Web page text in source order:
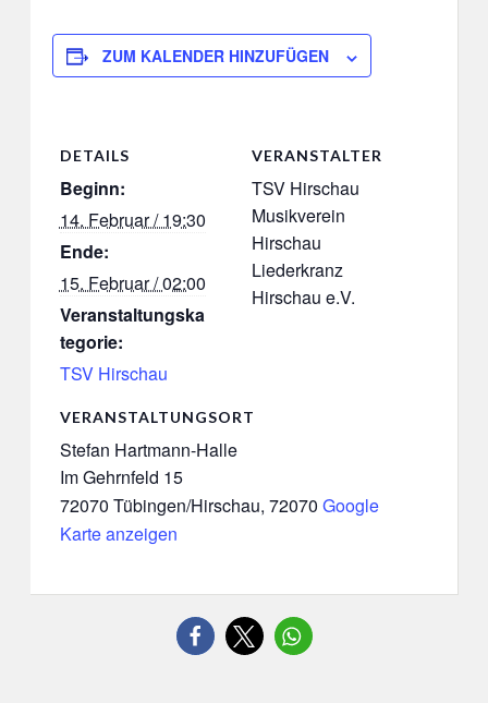
ZUM KALENDER HINZUFÜGEN
DETAILS
Beginn:
14. Februar / 19:30
Ende:
15. Februar / 02:00
Veranstaltungska
tegorie:
TSV Hirschau
VERANSTALTUNGSORT
Stefan Hartmann-Halle
Im Gehrnfeld 15
72070 Tübingen/Hirschau, 72070 Google
Karte anzeigen
VERANSTALTER
TSV Hirschau
Musikverein
Hirschau
Liederkranz
Hirschau e.V.